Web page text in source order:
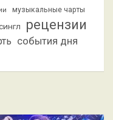
музыкальные чарты
рецензии
события дня